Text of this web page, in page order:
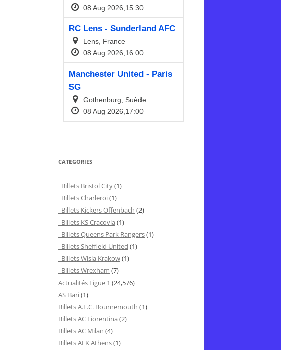
CATEGORIES
Billets Bristol City(1)
Billets Charleroi(1)
Billets Kickers Offenbach (2)
Billets KS Cracovia (1)
Billets Queens Park Rangers(1)
Billets Sheffield United (1)
Billets Wisla Krakow(1)
Billets Wrexham (7)
Actualités Ligue 1 (24,576)
AS Bari(1)
Billets A.F.C. Bournemouth (1)
Billets AC Fiorentina (2)
Billets AC Milan (4)
Billets AEK Athens(1)